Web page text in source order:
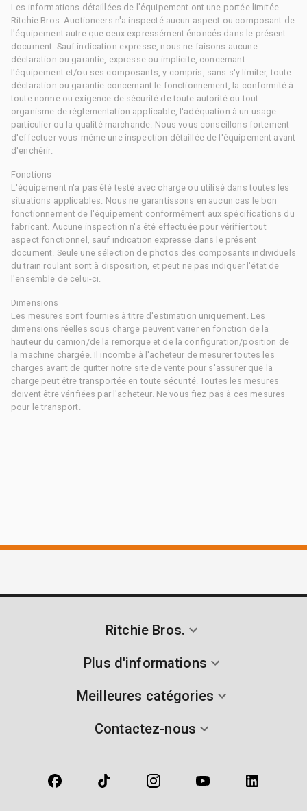
Les informations détaillées de l'équipement ont une portée limitée.
Ritchie Bros. Auctioneers n'a inspecté aucun aspect ou composant de
l'équipement autre que ceux expressément énoncés dans le présent
document. Sauf indication expresse, nous ne faisons aucune
déclaration ou garantie, expresse ou implicite, concernant
l'équipement et/ou ses composants, y compris, sans s'y limiter, toute
déclaration ou garantie concernant le fonctionnement, la conformité à
toute norme ou exigence de sécurité de toute autorité ou tout
organisme de réglementation applicable, l'adéquation à un usage
particulier ou la qualité marchande. Nous vous conseillons fortement
d'effectuer vous-même une inspection détaillée de l'équipement avant
d'enchérir.
Fonctions
L'équipement n'a pas été testé avec charge ou utilisé dans toutes les
situations applicables. Nous ne garantissons en aucun cas le bon
fonctionnement de l'équipement conformément aux spécifications du
fabricant. Aucune inspection n'a été effectuée pour vérifier tout
aspect fonctionnel, sauf indication expresse dans le présent
document. Seule une sélection de photos des composants individuels
du train roulant sont à disposition, et peut ne pas indiquer l'état de
l'ensemble de celui-ci.
Dimensions
Les mesures sont fournies à titre d'estimation uniquement. Les
dimensions réelles sous charge peuvent varier en fonction de la
hauteur du camion/de la remorque et de la configuration/position de
la machine chargée. Il incombe à l'acheteur de mesurer toutes les
charges avant de quitter notre site de vente pour s'assurer que la
charge peut être transportée en toute sécurité. Toutes les mesures
doivent être vérifiées par l'acheteur. Ne vous fiez pas à ces mesures
pour le transport.
Ritchie Bros.
Plus d'informations
Meilleures catégories
Contactez-nous